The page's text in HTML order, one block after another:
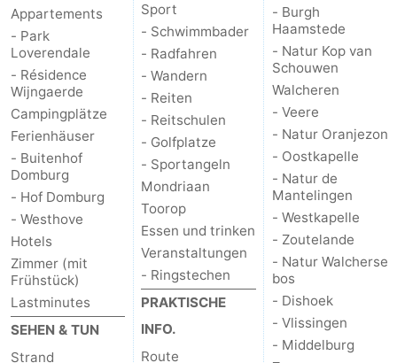
Het
Zwin
Kontakt
Appartements
- Park
Loverendale
- Résidence
Wijngaerde
Campingplätze
Ferienhäuser
- Buitenhof
Domburg
- Hof Domburg
- Westhove
Hotels
Zimmer (mit
Frühstück)
Lastminutes
SEHEN & TUN
Strand
Sport
- Schwimmbader
- Radfahren
- Wandern
- Reiten
- Reitschulen
- Golfplatze
- Sportangeln
Mondriaan
Toorop
Essen und trinken
Veranstaltungen
- Ringstechen
PRAKTISCHE
INFO.
Route
- Burgh
Haamstede
- Natur Kop van
Schouwen
Walcheren
- Veere
- Natur Oranjezon
- Oostkapelle
- Natur de
Mantelingen
- Westkapelle
- Zoutelande
- Natur Walcherse
bos
- Dishoek
- Vlissingen
- Middelburg